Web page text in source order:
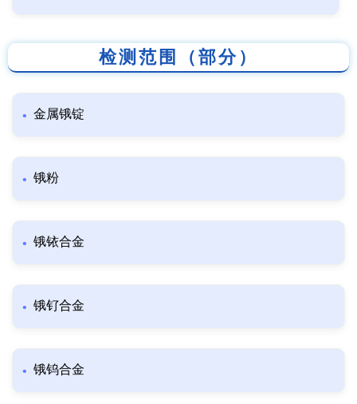
检测范围（部分）
金属锇锭
锇粉
锇铱合金
锇钌合金
锇钨合金